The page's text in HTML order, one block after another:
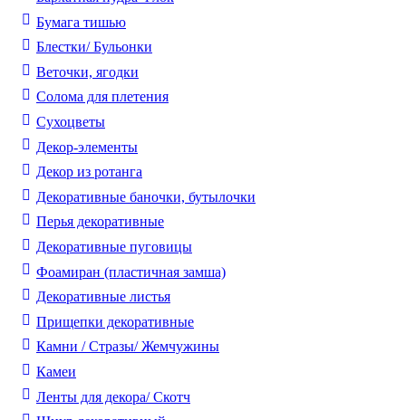
Бумага тишью
Блестки/ Бульонки
Веточки, ягодки
Солома для плетения
Cухоцветы
Декор-элементы
Декор из ротанга
Декоративные баночки, бутылочки
Перья декоративные
Декоративные пуговицы
Фоамиран (пластичная замша)
Декоративные листья
Прищепки декоративные
Камни / Cтразы/ Жемчужины
Камеи
Ленты для декора/ Скотч